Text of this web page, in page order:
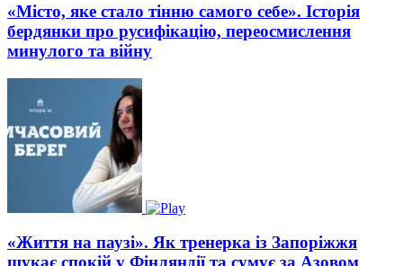
«Місто, яке стало тінню самого себе». Історія
бердянки про русифікацію, переосмислення
минулого та війну
«Життя на паузі». Як тренерка із Запоріжжя